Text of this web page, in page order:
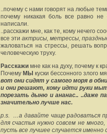
..почему с нами говорят на любые
почему никакая боль все равно
написали.
..расскажи мне, как те, кому нечего
все эти актрисы, метрессы,
жаловаться на стрессы, решать
человеческую труху.
Расскажи мне как на духу, почему к
Почему МЫ куски бессонного злого
вот они сидят у самого моря в
и они решают, кому идти руки
порезать дыню и ананас.. ..даже
значительно лучше нас.
p.s. …а давайте чаще радоваться
для счастья нужно совсем не
пусть все лучшее случается именно